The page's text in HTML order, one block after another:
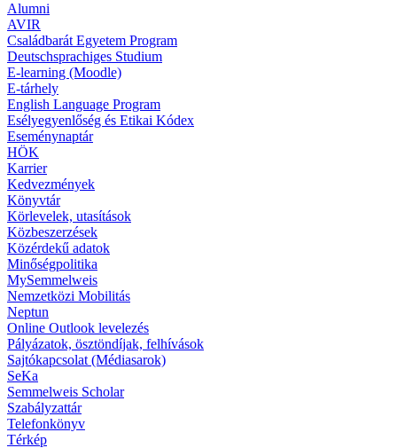
Alumni
AVIR
Családbarát Egyetem Program
Deutschsprachiges Studium
E-learning (Moodle)
E-tárhely
English Language Program
Esélyegyenlőség és Etikai Kódex
Eseménynaptár
HÖK
Karrier
Kedvezmények
Könyvtár
Körlevelek, utasítások
Közbeszerzések
Közérdekű adatok
Minőségpolitika
MySemmelweis
Nemzetközi Mobilitás
Neptun
Online Outlook levelezés
Pályázatok, ösztöndíjak, felhívások
Sajtókapcsolat (Médiasarok)
SeKa
Semmelweis Scholar
Szabályzattár
Telefonkönyv
Térkép